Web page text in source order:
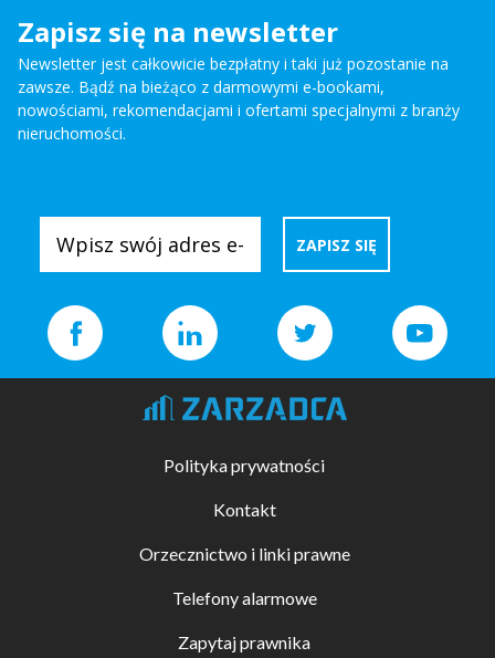
Zapisz się na newsletter
Newsletter jest całkowicie bezpłatny i taki już pozostanie na
zawsze. Bądź na bieżąco z darmowymi e-bookami,
nowościami, rekomendacjami i ofertami specjalnymi z branży
nieruchomości.
Polityka prywatności
Kontakt
Orzecznictwo i linki prawne
Telefony alarmowe
Zapytaj prawnika